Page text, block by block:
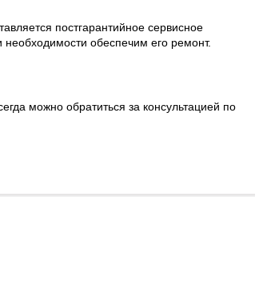
постгарантийное сервисное
обеспечим его ремонт.
можно обратиться за консультацией по